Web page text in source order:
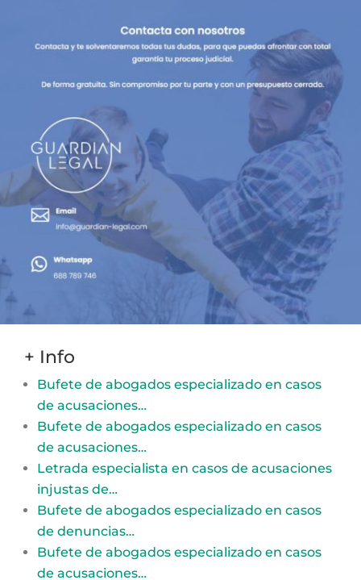
+ Info
Bufete de abogados especializado en casos
de acusaciones…
Bufete de abogados especializado en casos
de acusaciones…
Letrada especialista en casos de acusaciones
injustas de…
Bufete de abogados especializado en casos
de denuncias…
Bufete de abogados especializado en casos
de acusaciones…